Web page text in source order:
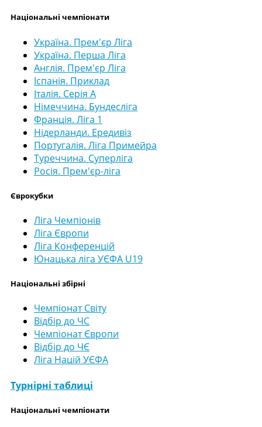
Національні чемпіонати
Україна. Прем'єр Ліга
Україна. Перша Ліга
Англія. Прем'єр Ліга
Іспанія. Приклад
Італія. Серія А
Німеччина. Бундесліга
Франція. Ліга 1
Нідерланди. Ередивіз
Португалія. Ліга Примейра
Туреччина. Суперліга
Росія. Прем'єр-ліга
Єврокубки
Ліга Чемпіонів
Ліга Європи
Ліга Конференцій
Юнацька ліга УЄФА U19
Національні збірні
Чемпіонат Світу
Відбір до ЧС
Чемпіонат Європи
Відбір до ЧЄ
Ліга Націй УЄФА
Турнірні таблиці
Національні чемпіонати